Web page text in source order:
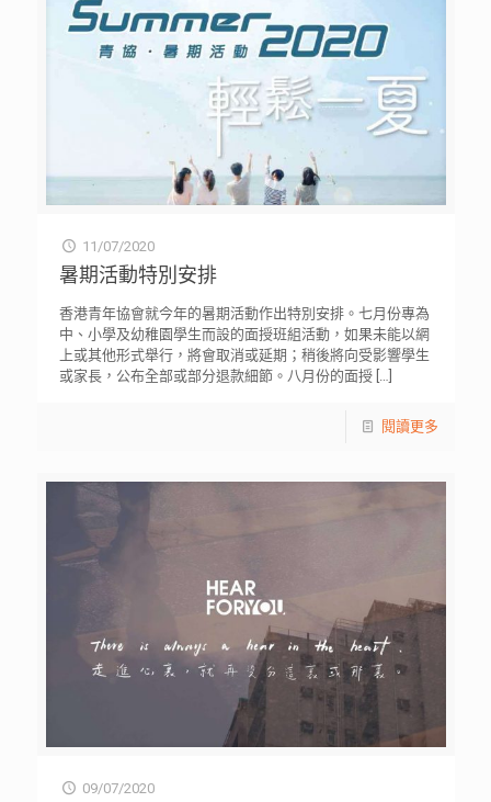
11/07/2020
暑期活動特別安排
香港青年協會就今年的暑期活動作出特別安排。七月份專為
中、小學及幼稚園學生而設的面授班組活動，如果未能以網
上或其他形式舉行，將會取消或延期；稍後將向受影響學生
或家長，公布全部或部分退款細節。八月份的面授[…]
閱讀更多
09/07/2020